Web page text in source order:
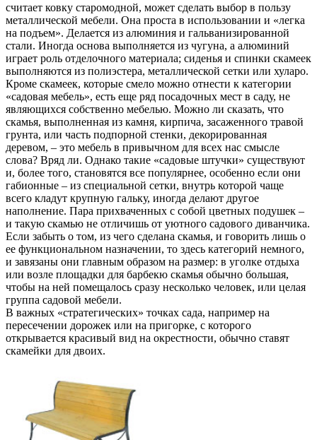
считает ковку старомодной, может сделать выбор в пользу
металлической мебели. Она проста в использовании и «легка
на подъем». Делается из алюминия и гальванизированной
стали. Иногда основа выполняется из чугуна, а алюминий
играет роль отделочного материала; сиденья и спинки скамеек
выполняются из полиэстера, металлической сетки или хуларо.
Кроме скамеек, которые смело можно отнести к категории
«садовая мебель», есть еще ряд посадочных мест в саду, не
являющихся собственно мебелью. Можно ли сказать, что
скамья, выполненная из камня, кирпича, засаженного травой
грунта, или часть подпорной стенки, декорированная
деревом, – это мебель в привычном для всех нас смысле
слова? Вряд ли. Однако такие «садовые штучки» существуют
и, более того, становятся все популярнее, особенно если они
габионные – из специальной сетки, внутрь которой чаще
всего кладут крупную гальку, иногда делают другое
наполнение. Пара прихваченных с собой цветных подушек –
и такую скамью не отличишь от уютного садового диванчика.
Если забыть о том, из чего сделана скамья, и говорить лишь о
ее функциональном назначении, то здесь категорий немного,
и завязаны они главным образом на размер: в уголке отдыха
или возле площадки для барбекю скамья обычно большая,
чтобы на ней помещалось сразу несколько человек, или целая
группа садовой мебели.
В важных «стратегических» точках сада, например на
пересечении дорожек или на пригорке, с которого
открывается красивый вид на окрестности, обычно ставят
скамейки для двоих.